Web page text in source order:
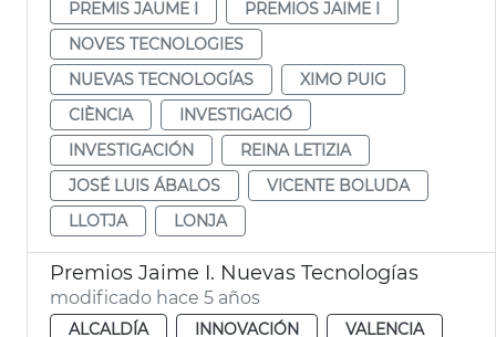
PREMIS JAUME I
PREMIOS JAIME I
NOVES TECNOLOGIES
NUEVAS TECNOLOGÍAS
XIMO PUIG
CIÈNCIA
INVESTIGACIÓ
INVESTIGACIÓN
REINA LETIZIA
JOSÉ LUIS ÁBALOS
VICENTE BOLUDA
LLOTJA
LONJA
Premios Jaime I. Nuevas Tecnologías
modificado hace 5 años
ALCALDÍA INNOVACIÓN
VALENCIA